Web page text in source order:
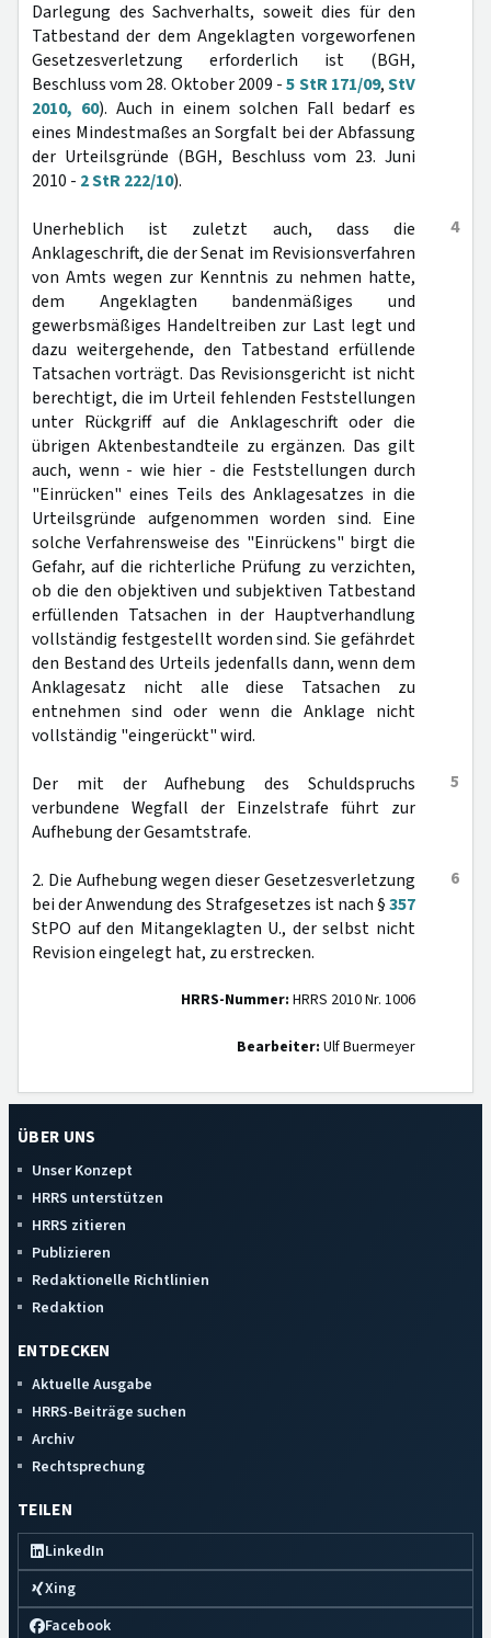
Darlegung des Sachverhalts, soweit dies für den
Tatbestand der dem Angeklagten vorgeworfenen
Gesetzesverletzung erforderlich ist (BGH,
Beschluss vom 28. Oktober 2009 -5 StR 171/09,StV
2010, 60). Auch in einem solchen Fall bedarf es
eines Mindestmaßes an Sorgfalt bei der Abfassung
der Urteilsgründe (BGH, Beschluss vom 23. Juni
2010 - 2 StR 222/10).
4
Unerheblich ist zuletzt auch, dass die
Anklageschrift, die der Senat im Revisionsverfahren
von Amts wegen zur Kenntnis zu nehmen hatte,
dem Angeklagten bandenmäßiges und
gewerbsmäßiges Handeltreiben zur Last legt und
dazu weitergehende, den Tatbestand erfüllende
Tatsachen vorträgt. Das Revisionsgericht ist nicht
berechtigt, die im Urteil fehlenden Feststellungen
unter Rückgriff auf die Anklageschrift oder die
übrigen Aktenbestandteile zu ergänzen. Das gilt
auch, wenn - wie hier - die Feststellungen durch
"Einrücken" eines Teils des Anklagesatzes in die
Urteilsgründe aufgenommen worden sind. Eine
solche Verfahrensweise des "Einrückens" birgt die
Gefahr, auf die richterliche Prüfung zu verzichten,
ob die den objektiven und subjektiven Tatbestand
erfüllenden Tatsachen in der Hauptverhandlung
vollständig festgestellt worden sind. Sie gefährdet
den Bestand des Urteils jedenfalls dann, wenn dem
Anklagesatz nicht alle diese Tatsachen zu
entnehmen sind oder wenn die Anklage nicht
vollständig "eingerückt" wird.
5
Der mit der Aufhebung des Schuldspruchs
verbundene Wegfall der Einzelstrafe führt zur
Aufhebung der Gesamtstrafe.
6
2. Die Aufhebung wegen dieser Gesetzesverletzung
bei der Anwendung des Strafgesetzes ist nach §357
StPO auf den Mitangeklagten U., der selbst nicht
Revision eingelegt hat, zu erstrecken.
HRRS-Nummer: HRRS 2010 Nr. 1006
Bearbeiter: Ulf Buermeyer
ÜBER UNS
Unser Konzept
HRRS unterstützen
HRRS zitieren
Publizieren
Redaktionelle Richtlinien
Redaktion
ENTDECKEN
Aktuelle Ausgabe
HRRS-Beiträge suchen
Archiv
Rechtsprechung
TEILEN
LinkedIn
Xing
Facebook